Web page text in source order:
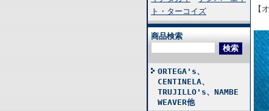
ト・ターコイズ
商品検索
ORTEGA's、
CENTINELA、
TRUJILLO's、NAMBE
WEAVER他
【